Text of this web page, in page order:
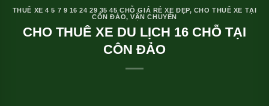
THUÊ XE 4 5 7 9 16 24 29 35 45 CHỖ GIÁ RẺ XE ĐẸP, CHO THUÊ XE TẠI
CÔN ĐẢO,VẬN CHUYỂN
CHO THUÊ XE DU LỊCH 16 CHỖ TẠI
CÔN ĐẢO